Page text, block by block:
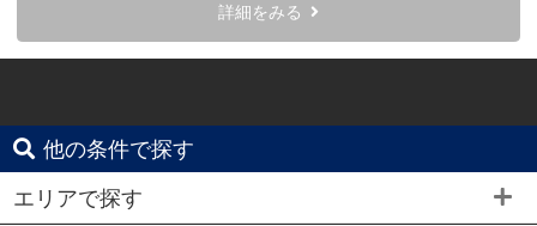
詳細をみる
他の条件で探す
エリアで探す